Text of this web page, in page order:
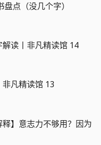
点（没几个字）
解读丨非凡精读馆 14
非凡精读馆 13
释】意志力不够用？因为